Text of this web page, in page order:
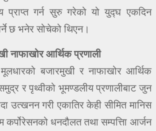
प्राप्त गर्न सुरु गरेको यो युद्घ एकदिन
छ भनेर सोचेको थिएन।
नाफाखोर आर्थिक प्रणाली
बजारमुखी र नाफाखोर आर्थिक
र पृथ्वीको भूमण्डलीय प्रणालीबाट जुन
उत्खनन गरी एकातिर केही सीमित मानिस
कर्पोरेसनको धनदौलत तथा सम्पत्तिा आर्जन